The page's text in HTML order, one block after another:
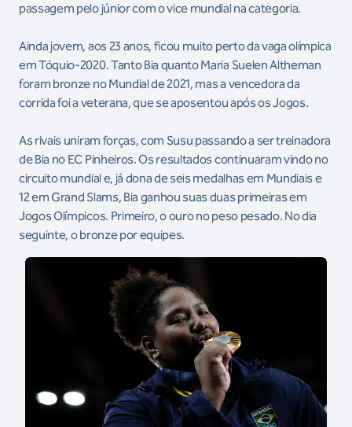
passagem pelo júnior com o vice mundial na categoria.
Ainda jovem, aos 23 anos, ficou muito perto da vaga olímpica
em Tóquio-2020. Tanto Bia quanto Maria Suelen Altheman
foram bronze no Mundial de 2021, mas a vencedora da
corrida foi a veterana, que se aposentou após os Jogos.
As rivais uniram forças, com Susu passando a ser treinadora
de Bia no EC Pinheiros. Os resultados continuaram vindo no
circuito mundial e, já dona de seis medalhas em Mundiais e
12 em Grand Slams, Bia ganhou suas duas primeiras em
Jogos Olímpicos. Primeiro, o ouro no peso pesado. No dia
seguinte, o bronze por equipes.